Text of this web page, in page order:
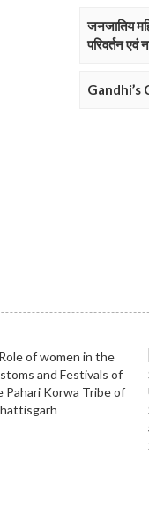
जनजातिय
परिवर्तन एवं